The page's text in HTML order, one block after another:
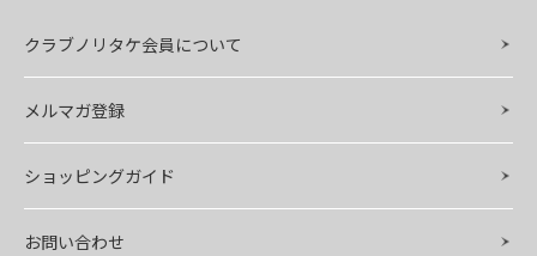
クラブノリタケ会員について
メルマガ登録
ショッピングガイド
お問い合わせ